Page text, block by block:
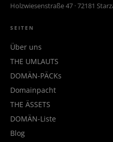
Holzwiesenstraße 47 · 72181
SEITEN
Über uns
THE UMLAUTS
DOMÄN-PÄCKs
Domainpacht
THE ÄSSETS
DOMÄN-Liste
Blog